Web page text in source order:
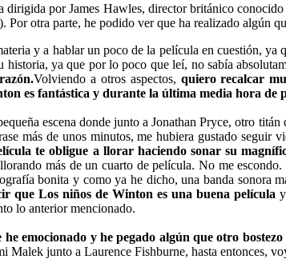
dirigida por James Hawles, director británico
Por otra parte, he podido ver que ha realizado algún
y a hablar un poco de la película en cuestión,
historia, ya que por lo poco que leí, no sabía
Volviendo a otros aspectos, quiero recalcar
es fantástica y durante la última media hora
escena donde junto a Jonathan Pryce, otro
más de unos minutos, me hubiera gustado seguir
te obligue a llorar haciendo sonar su
más de un cuarto de película. No me
bonita y como ya he dicho, una banda sonora
que Los niños de Winton es una buena película
lo anterior mencionado.
emocionado y he pegado algún que otro
Malek junto a Laurence Fishburne, hasta entonces,